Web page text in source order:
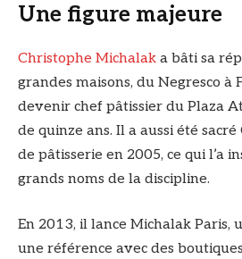
Une figure majeure
Christophe Michalak a bâti sa
grandes maisons, du Negresco à
devenir chef pâtissier du Plaza
de quinze ans. Il a aussi été
de pâtisserie en 2005, ce qui l’a
grands noms de la discipline.
En 2013, il lance Michalak Paris,
une référence avec des